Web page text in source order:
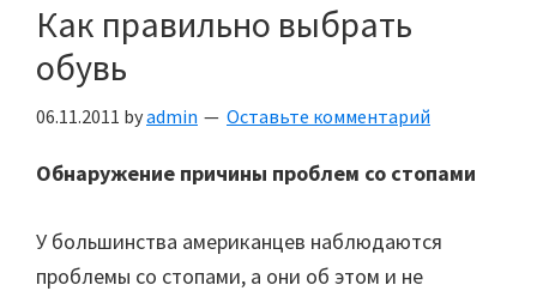
Как правильно выбрать
обувь
06.11.2011 byadmin Оставьте комментарий
Обнаружение причины проблем со стопами
У большинства американцев наблюдаются
проблемы со стопами, а они об этом и не